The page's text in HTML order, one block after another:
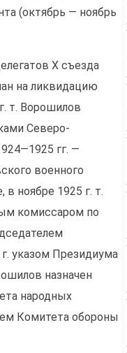
(октябрь — ноябрь
X съезда
на ликвидацию
т. Ворошилов
Северо-
гг. —
военного
ноябре 1925 г. т.
комиссаром по
указом Президиума
назначен
народных
Комитета обороны